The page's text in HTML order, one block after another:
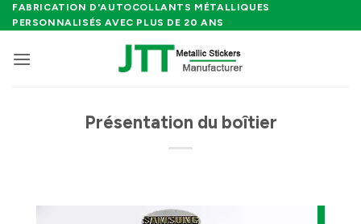
Passer
au
FABRICATION D'AUTOCOLLANTS MÉTALLIQUES
PERSONNALISÉS AVEC PLUS DE 20 ANS
Présentation du boîtier